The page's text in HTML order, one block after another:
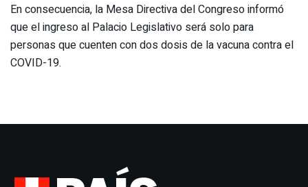
En consecuencia, la Mesa Directiva del Congreso informó
que el ingreso al Palacio Legislativo será solo para
personas que cuenten con dos dosis de la vacuna contra el
COVID-19.